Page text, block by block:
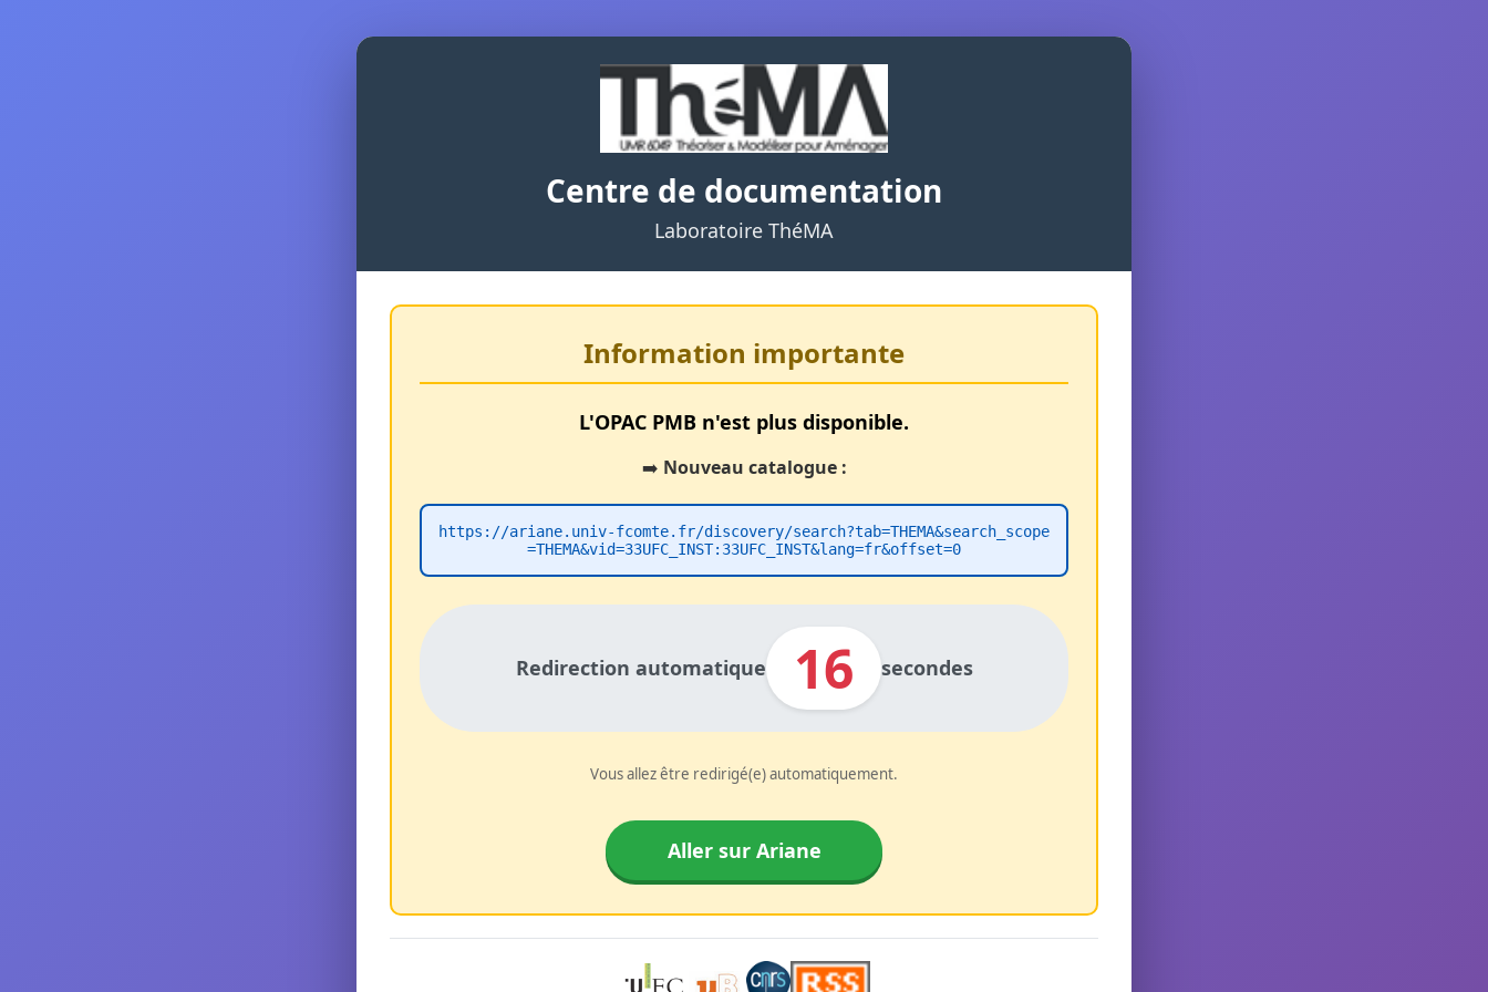
Centre de documentation
Laboratoire ThéMA
Information importante
L'OPAC PMB n'est plus disponible.
➡️ Nouveau catalogue :
https://ariane.univ-fcomte.fr/discovery/search?tab=THEMA&search_scope
=THEMA&vid=33UFC_INST:33UFC_INST&lang=fr&offset=0
Redirection automatique 16 secondes
Vous allez être redirigé(e) automatiquement.
Aller sur Ariane